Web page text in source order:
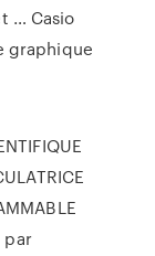
… Casio
graphique
par